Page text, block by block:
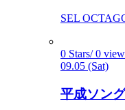
SEL
0 Stars/ 0
09.05 (Sat)
平成ソン